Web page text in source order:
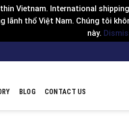
Vietnam. International
lãnh thổ Việt Nam. Chúng tôi
này.
BLOG CONTACT US